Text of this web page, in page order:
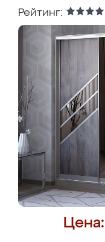
Рейтинг: